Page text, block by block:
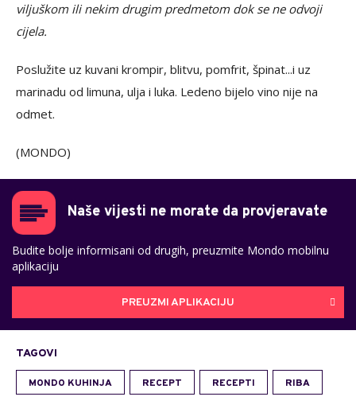
viljuškom ili nekim drugim predmetom dok se ne odvoji
cijela.
Poslužite uz kuvani krompir, blitvu, pomfrit, špinat...i uz
marinadu od limuna, ulja i luka. Ledeno bijelo vino nije na
odmet.
(MONDO)
Naše vijesti ne morate da provjeravate
Budite bolje informisani od drugih, preuzmite Mondo mobilnu
aplikaciju
PREUZMI APLIKACIJU
TAGOVI
MONDO KUHINJA RECEPT RECEPTI RIBA